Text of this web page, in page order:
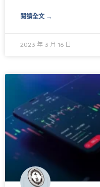
閱讀全文 →
2023 年 3 月 16 日